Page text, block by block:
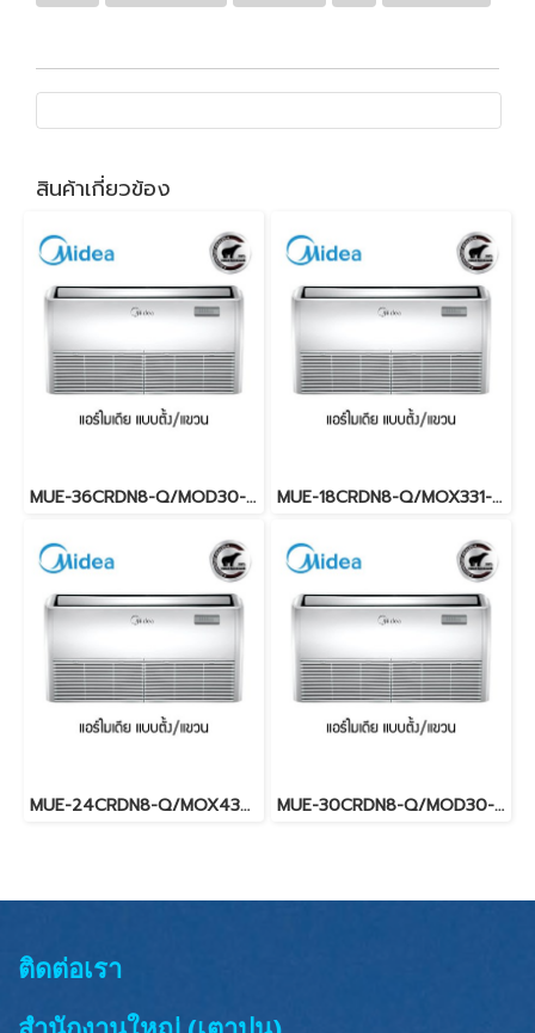
สินค้าเกี่ยวข้อง
MUE-36CRDN8-Q/MOD30-36CFN8-Q (220V.) Midea รุ่นแขวนใต้ฝ้าเพดาน Inverter น้ำยา R32 พร้อมบริการติดตั้ง MUE-18CRDN8-Q/MOX331-18CRFN-Q (220V.) Midea รุ่นแขวนใต้ฝ้าเพดาน Inverter น้ำยา R32 พร้อมบริการติดตั้ง
MUE-24CRDN8-Q/MOX430-24CFN8-QW (220V.) Midea รุ่นแขวนใต้ฝ้าเพดาน Inverter น้ำยา R32 พร้อมบริการติดตั้ง MUE-30CRDN8-Q/MOD30-30CFN8-Q (220V.) Midea รุ่นแขวนใต้ฝ้าเพดาน Inverter น้ำยา R32 พร้อมบริการติดตั้ง
ติดต่อเรา